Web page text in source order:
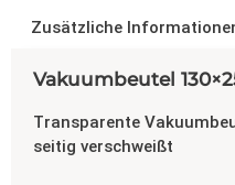
Zusätzliche
Vakuumbeutel
Transparente
seitig verschweißt